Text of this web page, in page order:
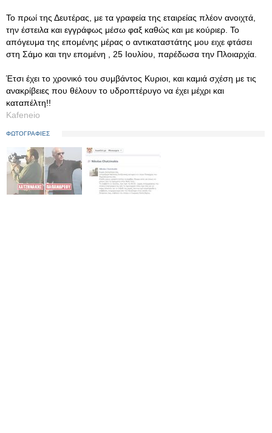
Το πρωί της Δευτέρας, με τα γραφεία της εταιρείας πλέον ανοιχτά,
την έστειλα και εγγράφως μέσω φαξ καθώς και με κούριερ. Το
απόγευμα της επομένης μέρας ο αντικαταστάτης μου ειχε φτάσει
στη Σάμο και την επομένη , 25 Ιουλίου, παρέδωσα την Πλοιαρχία.
Έτσι έχει το χρονικό του συμβάντος Κυριοι, και καμιά σχέση με τις
ανακρίβειες που θέλουν το υδροπτέρυγο να έχει μέχρι και
καταπέλτη!!
Kafeneio
ΦΩΤΟΓΡΑΦΙΕΣ